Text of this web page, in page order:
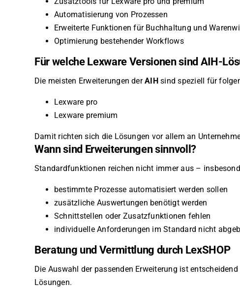
Automatisierung von Prozessen
Erweiterte Funktionen für Buchhaltung und
Optimierung bestehender Workflows
Für welche Lexware Versionen sind AIH-
Die meisten Erweiterungen derAIH sind speziell für
Lexware pro
Lexware premium
Damit richten sich die Lösungen vor allem an
Wann sind Erweiterungen sinnvoll?
Standardfunktionen reichen nicht immer aus –
bestimmte Prozesse automatisiert werden sollen
zusätzliche Auswertungen benötigt werden
Schnittstellen oder Zusatzfunktionen fehlen
individuelle Anforderungen im Standard nicht
Beratung und Vermittlung durch LexSHOP
Die Auswahl der passenden Erweiterung ist
Lösungen.